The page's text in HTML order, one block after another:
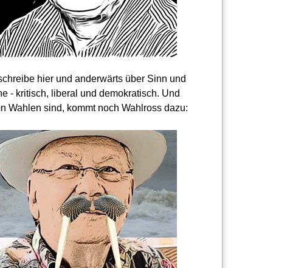
hier und anderwärts über Sinn und
- kritisch, liberal und demokratisch. Und
Wahlen sind, kommt noch Wahlross dazu: